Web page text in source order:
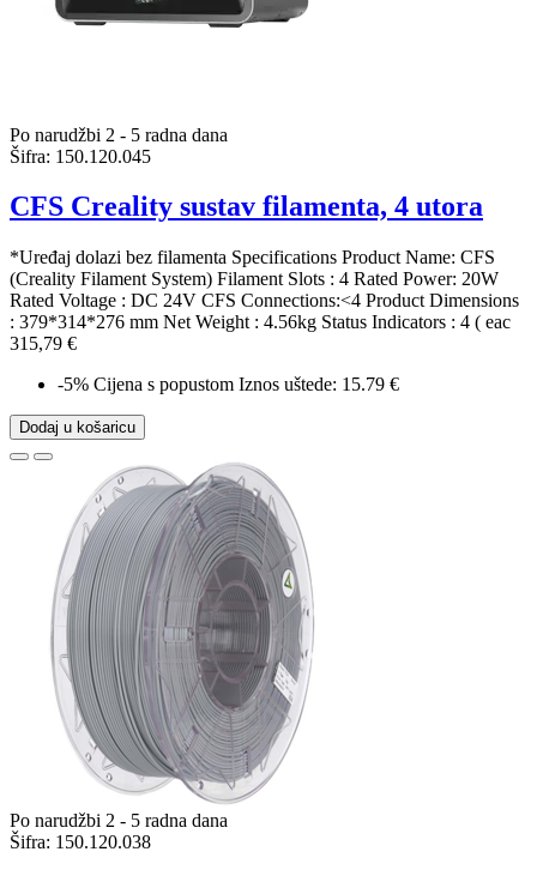
Po narudžbi 2 - 5 radna dana
Šifra: 150.120.045
CFS Creality sustav filamenta, 4 utora
*Uređaj dolazi bez filamenta Specifications Product Name: CFS
(Creality Filament System) Filament Slots : 4 Rated Power: 20W
Rated Voltage : DC 24V CFS Connections:<4 Product Dimensions
: 379*314*276 mm Net Weight : 4.56kg Status Indicators : 4 ( eac
315,79 €
-5% Cijena s popustom Iznos uštede: 15.79 €
Dodaj u košaricu
Po narudžbi 2 - 5 radna dana
Šifra: 150.120.038